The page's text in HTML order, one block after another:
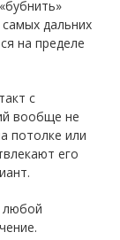
дальних
на пределе
с
вообще не
потолке или
его
любой